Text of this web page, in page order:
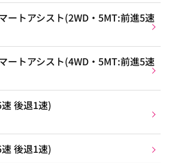
トアシスト(2WD・5MT:前進5速
トアシスト(4WD・5MT:前進5速
後退1速)
後退1速)